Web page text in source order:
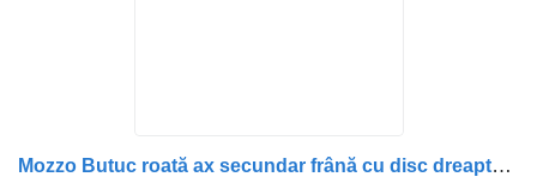
Mozzo Butuc roată ax secundar frână cu disc dreapta 1818003/1640561/13 per camion DAF DAF